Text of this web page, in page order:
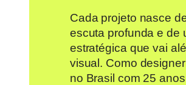
Cada projeto nasce
escuta profunda e de
estratégica que vai
visual. Como
no Brasil com 25